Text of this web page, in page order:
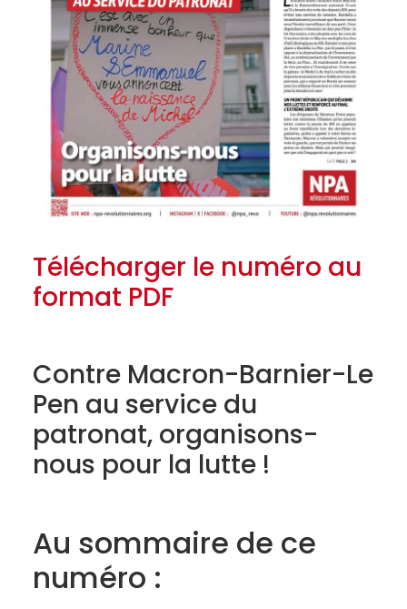
Télécharger le numéro au
format PDF
Contre Macron-Barnier-Le
Pen au service du
patronat, organisons-
nous pour la lutte !
Au sommaire de ce
numéro :